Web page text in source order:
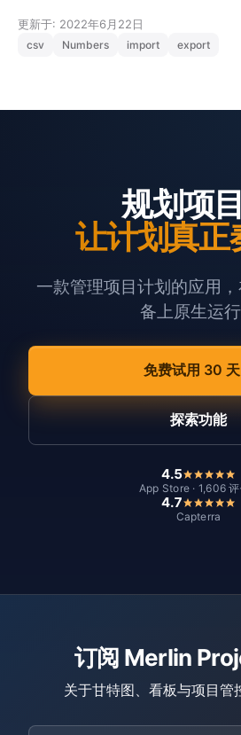
更新于: 2022年6月22日
csv Numbers import export
规划项
让计划真正
一款管理项目计划的应用
备上原生运行
免费试用 30 天
探索功能
4.5
App Store · 1,606
4.7
Capterra
订阅 Merlin
关于甘特图、看板与项目管